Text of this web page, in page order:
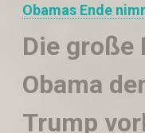
Obamas Ende
Die große
Obama
Trump